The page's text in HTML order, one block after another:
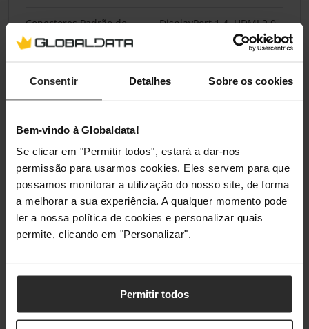
Consentir Detalhes Sobre os cookies
Bem-vindo à Globaldata!
Se clicar em "Permitir todos", estará a dar-nos
permissão para usarmos cookies. Eles servem para que
possamos monitorar a utilização do nosso site, de forma
a melhorar a sua experiência. A qualquer momento pode
ler a nossa política de cookies e personalizar quais
permite, clicando em "Personalizar".
Permitir todos
Conectores Padrão do
Monitor
DisplayPort 1.4, HDMI 2.0
Tecnologia Adaptive Sync
adaptiveSync, AMD
Especificação Padrão DisplayPort 1.4, HDMI 2.0
Conectividade
Ergonomia